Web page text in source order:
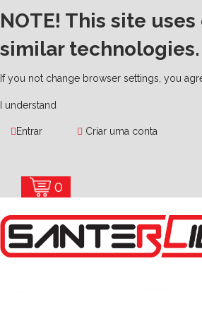
NOTE! This site
similar technologies.
If you not change browser settings, you
I understand
Entrar Criar uma conta
0